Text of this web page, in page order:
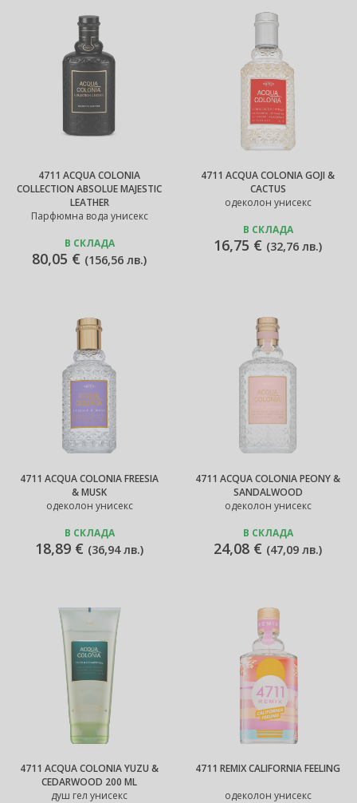
4711 ACQUA COLONIA
COLLECTION ABSOLUE MAJESTIC
LEATHER
Парфюмна вода унисекс
В СКЛАДА
80,05 € (156,56 лв.)
4711 ACQUA COLONIA GOJI &
CACTUS
одеколон унисекс
В СКЛАДА
16,75 € (32,76 лв.)
4711 ACQUA COLONIA FREESIA
& MUSK
одеколон унисекс
В СКЛАДА
18,89 € (36,94 лв.)
4711 ACQUA COLONIA PEONY &
SANDALWOOD
одеколон унисекс
В СКЛАДА
24,08 € (47,09 лв.)
4711 ACQUA COLONIA YUZU &
CEDARWOOD 200 ML
душ гел унисекс
4711 REMIX CALIFORNIA FEELING
одеколон унисекс